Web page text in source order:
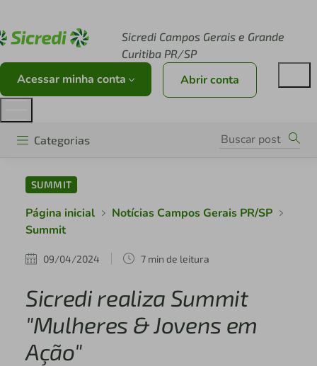
Sicredi Campos Gerais e Grande
Curitiba PR/SP
Acessar minha conta Abrir conta
Categorias
SUMMIT
Página inicial
Notícias Campos Gerais PR/SP
Summit
09/04/2024 7 min de leitura
Sicredi realiza Summit
"Mulheres & Jovens em
Ação"